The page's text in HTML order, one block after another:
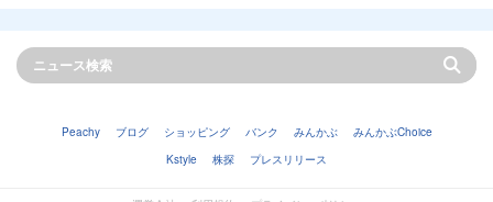
Peachy ブログ ショッピング バンク みんかぶ
みんかぶChoice
Kstyle
株探 プレスリリース